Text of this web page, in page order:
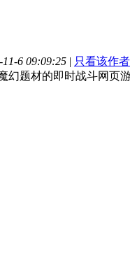
6 09:09:25 | 只看该作者
幻题材的即时战斗网页